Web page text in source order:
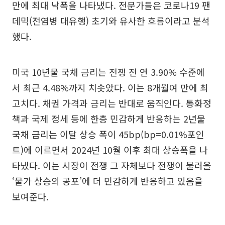
만에 최대 낙폭을 나타냈다. 전문가들은 코로나19 팬
데믹(전염병 대유행) 초기와 유사한 흐름이라고 분석
했다.
미국 10년물 국채 금리는 전쟁 전 연 3.90% 수준에
서 최근 4.48%까지 치솟았다. 이는 8개월여 만에 최
고치다. 채권 가격과 금리는 반대로 움직인다. 통화정
책과 국제 정세 등에 한층 민감하게 반응하는 2년물
국채 금리는 이달 상승 폭이 45bp(bp=0.01%포인
트)에 이르면서 2024년 10월 이후 최대 상승폭을 나
타냈다. 이는 시장이 전쟁 그 자체보다 전쟁이 불러올
‘물가 상승의 공포’에 더 민감하게 반응하고 있음을
보여준다.